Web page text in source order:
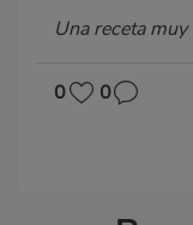
Una receta
0 0